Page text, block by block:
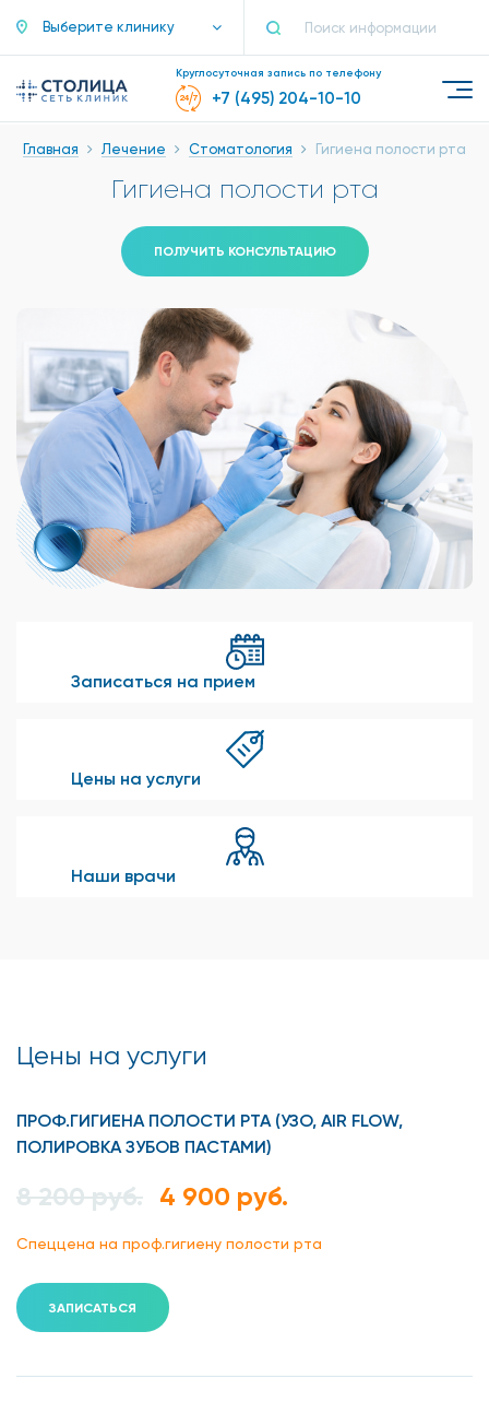
Выберите клинику
Круглосуточная запись по телефону
+7 (495) 204-10-10
Главная Лечение Стоматология Гигиена полости рта
Гигиена полости рта
ПОЛУЧИТЬ КОНСУЛЬТАЦИЮ
Записаться на прием
Цены на услуги
Наши врачи
Цены на услуги
ПРОФ.ГИГИЕНА ПОЛОСТИ РТА (УЗО, AIR FLOW,
ПОЛИРОВКА ЗУБОВ ПАСТАМИ)
8 200 руб. 4 900 руб.
Спеццена на проф.гигиену полости рта
ЗАПИСАТЬСЯ